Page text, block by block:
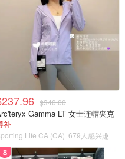
$340.00
Gamma LT 女士连帽夹克
补
Life CA (CA) 679人感兴趣
8